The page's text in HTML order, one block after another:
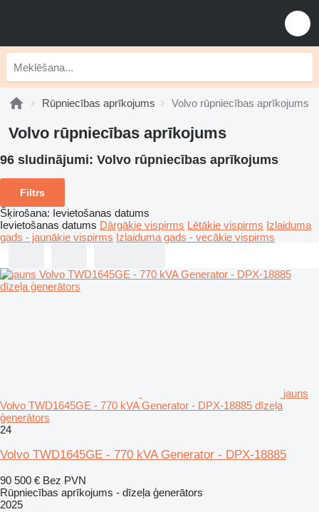
Rūpniecības aprīkojums Volvo rūpniecības aprīkojums
Volvo rūpniecības aprīkojums
96 sludinājumi: Volvo rūpniecības aprīkojums
Filtrs
Šķirošana: Ievietošanas datums
Ievietošanas datums Dārgākie vispirms Lētākie vispirms Izlaiduma
gads - jaunākie vispirms Izlaiduma gads - vecākie vispirms
jauns
Volvo TWD1645GE - 770 kVA Generator - DPX-18885 dīzeļa
ģenerātors
24
Volvo TWD1645GE - 770 kVA Generator - DPX-18885
90 500 € Bez PVN
Rūpniecības aprīkojums - dīzeļa ģenerātors
2025